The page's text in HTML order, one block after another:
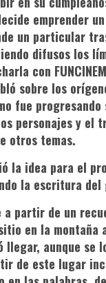
emprender
un particular
difusos los
con
sobre los
fue
personajes y el
otros temas.
la idea para el
la escritura del
a partir de un
en la montaña
llegar, aunque se
de este lugar